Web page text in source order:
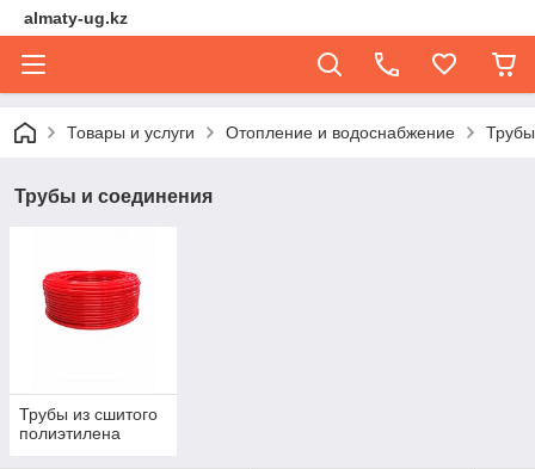
almaty-ug.kz
Товары и услуги Отопление и водоснабжение
Трубы и соединения
Трубы из сшитого
полиэтилена